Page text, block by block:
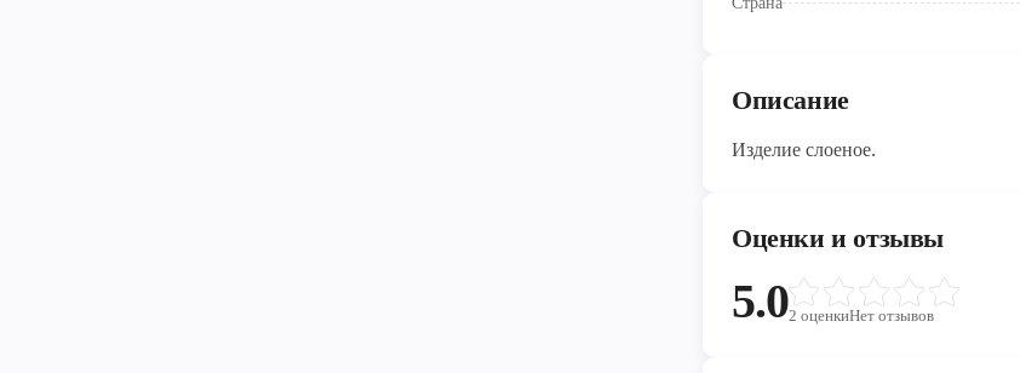
Описание
Изделие слоеное.
Оценки и отзывы
5.02 оценкиНет отзывов